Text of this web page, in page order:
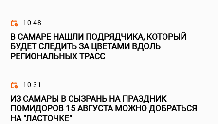
10:48
В САМАРЕ НАШЛИ ПОДРЯДЧИКА, КОТОРЫЙ
БУДЕТ СЛЕДИТЬ ЗА ЦВЕТАМИ ВДОЛЬ
РЕГИОНАЛЬНЫХ ТРАСС
10:31
ИЗ САМАРЫ В СЫЗРАНЬ НА ПРАЗДНИК
ПОМИДОРОВ 15 АВГУСТА МОЖНО ДОБРАТЬСЯ
НА "ЛАСТОЧКЕ"